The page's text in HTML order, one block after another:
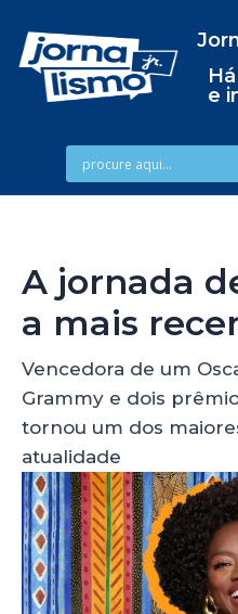
e
A jornada
a mais
Vencedora de um
Grammy e dois
tornou um dos
atualidade